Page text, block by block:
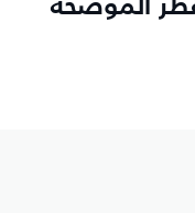
الموضَّحة